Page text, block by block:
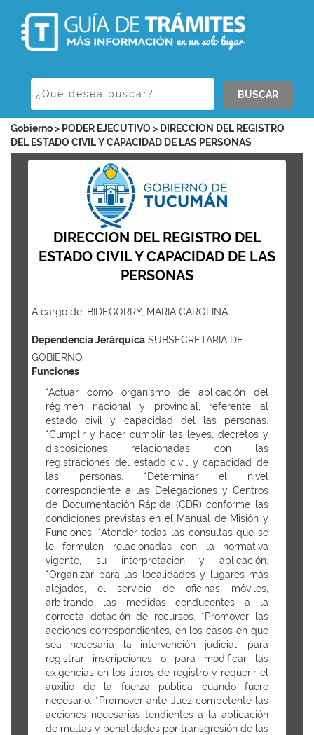
BUSCAR
Gobierno > PODER EJECUTIVO > DIRECCION DEL REGISTRO
DEL ESTADO CIVIL Y CAPACIDAD DE LAS PERSONAS
DIRECCION DEL REGISTRO DEL
ESTADO CIVIL Y CAPACIDAD DE LAS
PERSONAS
A cargo de: BIDEGORRY, MARIA CAROLINA
Dependencia Jerárquica SUBSECRETARIA DE
GOBIERNO
Funciones
*Actuar como organismo de aplicación del
régimen nacional y provincial, referente al
estado civil y capacidad del las personas.
*Cumplir y hacer cumplir las leyes, decretos y
disposiciones relacionadas con las
registraciones del estado civil y capacidad de
las personas. *Determinar el nivel
correspondiente a las Delegaciones y Centros
de Documentación Rápida (CDR) conforme las
condiciones previstas en el Manual de Misión y
Funciones. *Atender todas las consultas que se
le formulen relacionadas con la normativa
vigente, su interpretación y aplicación.
*Organizar para las localidades y lugares más
alejados, el servicio de oficinas móviles,
arbitrando las medidas conducentes a la
correcta dotación de recursos. *Promover las
acciones correspondientes, en los casos en que
sea necesaria la intervención judicial, para
registrar inscripciones o para modificar las
exigencias en los libros de registro y requerir el
auxilio de la fuerza pública cuando fuere
necesario. *Promover ante Juez competente las
acciones necesarias tendientes a la aplicación
de multas y penalidades por transgresión de las